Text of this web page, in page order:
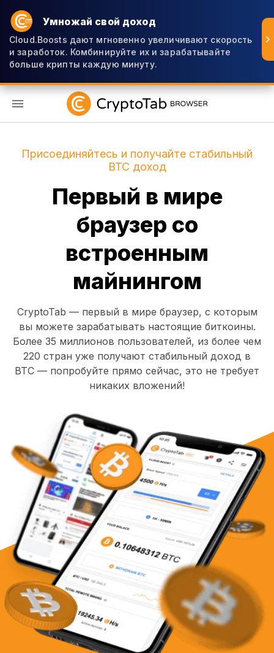
Умножай свой доход
Cloud.Boosts дают мгновенно увеличивают скорость
и заработок. Комбинируйте их и зарабатывайте
больше крипты каждую минуту.
Присоединяйтесь и получайте стабильный
BTC доход
Первый в мире
браузер со
встроенным
майнингом
CryptoTab — первый в мире браузер, с которым
вы можете зарабатывать настоящие биткоины.
Более 35 миллионов пользователей, из более чем
220 стран уже получают стабильный доход в
BTC — попробуйте прямо сейчас, это не требует
никаких вложений!